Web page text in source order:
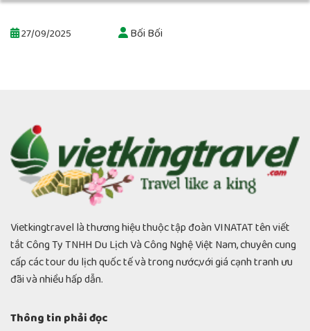
27/09/2025 Bối Bối
Vietkingtravel là thương hiệu thuộc tập đoàn VINATAT tên viết
tắt Công Ty TNHH Du Lịch Và Công Nghệ Việt Nam, chuyên cung
cấp các tour du lịch quốc tế và trong nước,với giá cạnh tranh ưu
đãi và nhiều hấp dẫn.
Thông tin phải đọc